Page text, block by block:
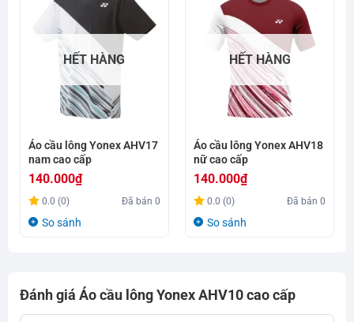
HẾT HÀNG
Áo cầu lông Yonex AHV17
nam cao cấp
140.000₫
0.0 (0) Đã bán0
So sánh
HẾT HÀNG
Áo cầu lông Yonex AHV18
nữ cao cấp
140.000₫
0.0 (0) Đã bán0
So sánh
Đánh giá Áo cầu lông Yonex AHV10 cao cấp